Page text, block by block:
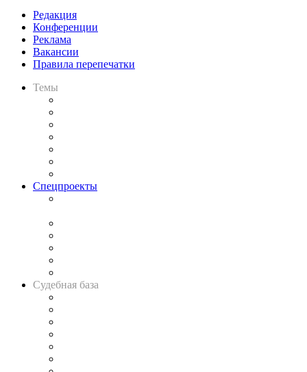
Редакция
Конференции
Реклама
Вакансии
Правила перепечатки
Темы
Спецпроекты
Судебная база